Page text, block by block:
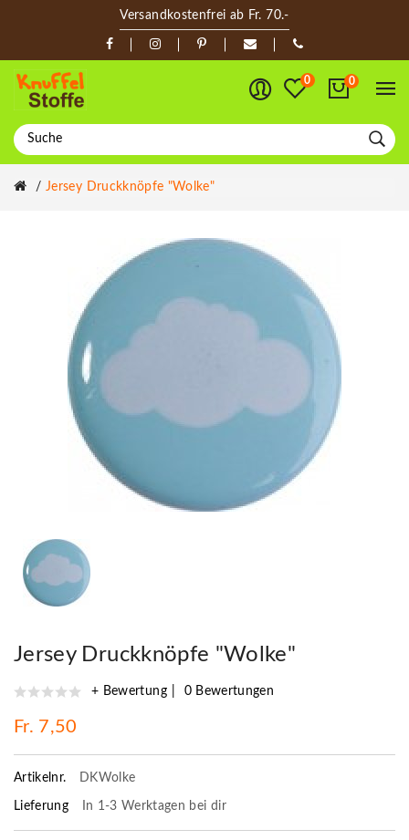
Versandkostenfrei ab Fr. 70.-
0 0
Jersey Druckknöpfe "Wolke"
Jersey Druckknöpfe "Wolke"
+ Bewertung 0 Bewertungen
Fr. 7,50
Artikelnr. DKWolke
Lieferung In 1-3 Werktagen bei dir